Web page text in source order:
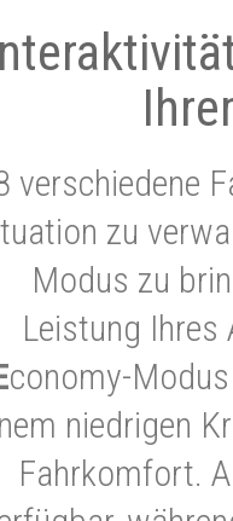
verschiedene
zu
Modus zu
Leistung Ihres
conomy-
niedrigen
Fahrkomfort.